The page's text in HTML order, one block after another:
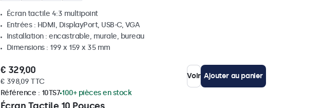
Écran tactile 4:3 multipoint
Entrées : HDMI, DisplayPort, USB-C, VGA
Installation : encastrable, murale, bureau
Dimensions : 199 x 159 x 35 mm
€ 329,00
€ 398,09 TTC
Voir Ajouter au panier
Référence : 10TS7 100+ pièces en stock